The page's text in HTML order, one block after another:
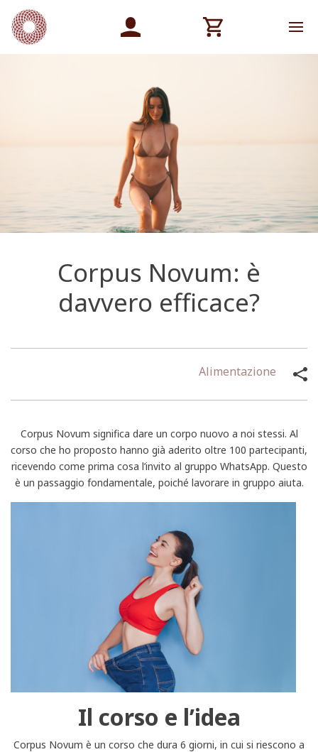
Corpus Novum: è
davvero efficace?
Alimentazione
Corpus Novum significa dare un corpo nuovo a noi stessi. Al
corso che ho proposto hanno già aderito oltre 100 partecipanti,
ricevendo come prima cosa l’invito al gruppo WhatsApp. Questo
è un passaggio fondamentale, poiché lavorare in gruppo aiuta.
Il corso e l’idea
Corpus Novum è un corso che dura 6 giorni, in cui si riescono a